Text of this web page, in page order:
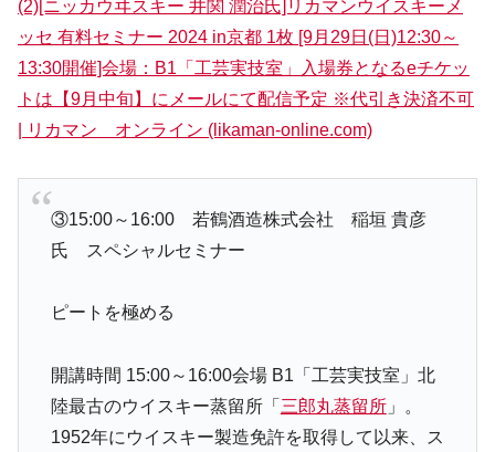
(2)[ニッカウヰスキー 井関 潤治氏]リカマンウイスキーメ
ッセ 有料セミナー 2024 in京都 1枚 [9月29日(日)12:30～
13:30開催]会場：B1「工芸実技室」入場券となるeチケッ
トは【9月中旬】にメールにて配信予定 ※代引き決済不可
| リカマン オンライン (likaman-online.com)
③15:00～16:00 若鶴酒造株式会社 稲垣 貴彦
氏 スペシャルセミナー
ピートを極める
開講時間 15:00～16:00会場 B1「工芸実技室」 北
陸最古のウイスキー蒸留所「 三郎丸蒸留所」。
1952年にウイスキー製造免許を取得して以来、ス